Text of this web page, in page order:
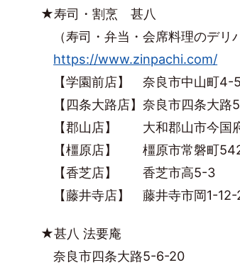
★寿司・割烹 甚八
（寿司・弁当・会席料理のデリ
https://www.zinpachi.com/
【学園前店】 奈良市中山町4-
【四条大路店】奈良市四条大路
【郡山店】 大和郡山市今国
【橿原店】 橿原市常磐町
【香芝店】 香芝市高5-3
【藤井寺店】 藤井寺市岡1-12-
★甚八 法要庵
奈良市四条大路5-6-20